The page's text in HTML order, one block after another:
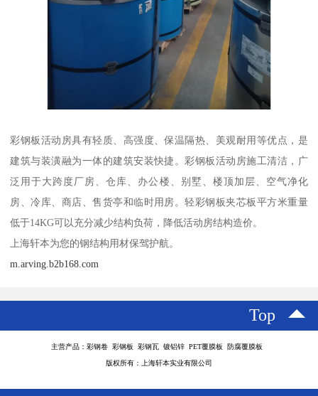
彩钢板活动房具有轻质、高强度、保温隔热、美观耐用等优点，是
建筑与装潢融为一体的建筑安装快捷。彩钢板活动房施工清洁，广
泛用于大跨度厂房、仓库、办公楼、别墅、楼顶加层、空气净化
房、冷库、商店、售货亭和临时用房。轻彩钢板夹芯板平方米重量
低于14KG可以充分减少结构负荷，降低活动房结构造价。
上海轩本为您的钢结构用材保驾护航。
m.arving.b2b168.com
Top
主营产品：彩钢卷 彩钢板 彩钢瓦 镀铝锌 PET覆膜板 防腐覆膜板
版权所有：上海轩本实业有限公司